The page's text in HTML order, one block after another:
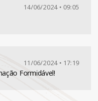
14/06/2024 • 09:05
11/06/2024 • 17:19
Formidável!